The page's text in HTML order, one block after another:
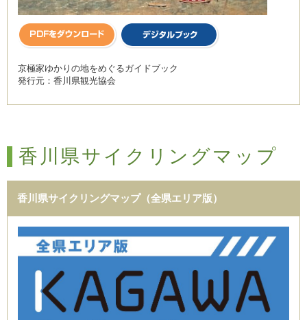
京極家ゆかりの地をめぐるガイドブック
発行元：香川県観光協会
香川県サイクリングマップ
香川県サイクリングマップ（全県エリア版）